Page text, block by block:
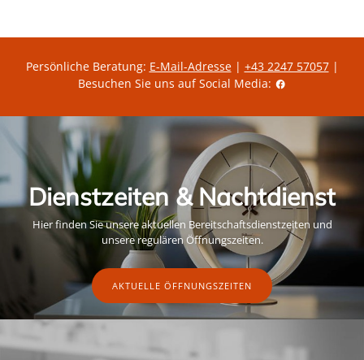
Persönliche Beratung: E-Mail-Adresse| +43 2247 57057|
Besuchen Sie uns auf Social Media:
Dienstzeiten & Nachtdienst
Hier finden Sie unsere aktuellen Bereitschaftsdienstzeiten und
unsere regulären Öffnungszeiten.
AKTUELLE ÖFFNUNGSZEITEN